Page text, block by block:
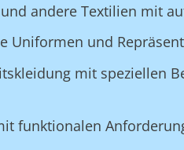
andere Textilien mit
Uniformen und
mit speziellen
funktionalen